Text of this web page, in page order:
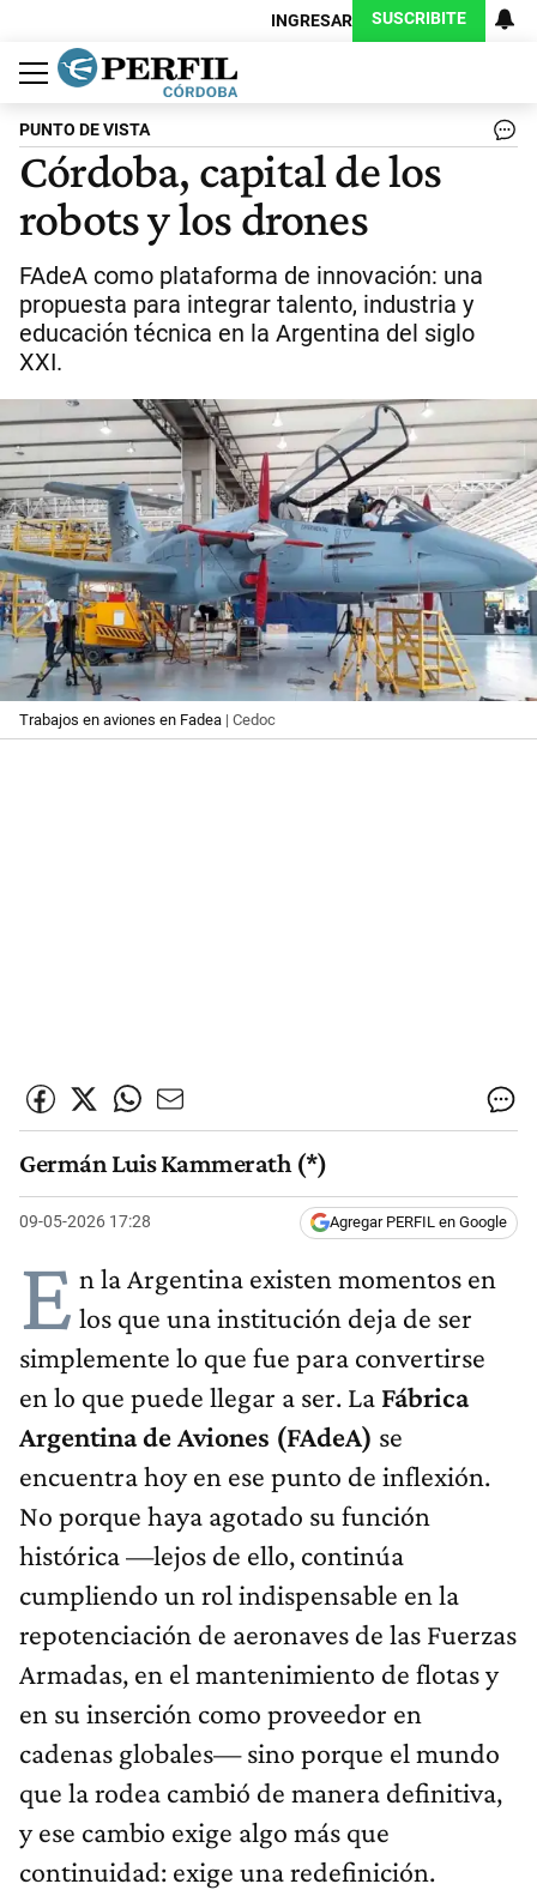
INGRESAR SUSCRIBITE
Política
Economía
Judiciales
Sociedad
Cultura
Espectáculos
Deportes
Protagonistas
PUNTO DE VISTA
Córdoba, capital de los
robots y los drones
FAdeA como plataforma de innovación: una
propuesta para integrar talento, industria y
educación técnica en la Argentina del siglo
XXI.
Trabajos en aviones en Fadea | Cedoc
Germán Luis Kammerath (*)
09-05-2026 17:28 Agregar PERFIL en Google
E n la Argentina existen momentos en
los que una institución deja de ser
simplemente lo que fue para convertirse
en lo que puede llegar a ser. La Fábrica
Argentina de Aviones (FAdeA) se
encuentra hoy en ese punto de inflexión.
No porque haya agotado su función
histórica —lejos de ello, continúa
cumpliendo un rol indispensable en la
repotenciación de aeronaves de las Fuerzas
Armadas, en el mantenimiento de flotas y
en su inserción como proveedor en
cadenas globales— sino porque el mundo
que la rodea cambió de manera definitiva,
y ese cambio exige algo más que
continuidad: exige una redefinición.